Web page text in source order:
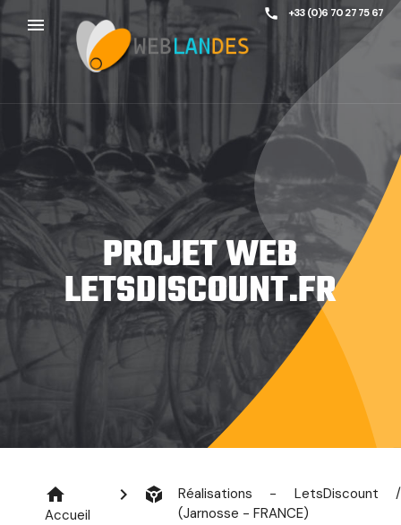
call +33 (0)6 70 27 75 67
menu
PROJET WEB
LETSDISCOUNT.FR
home
Accueil
chevron_right token
Réalisations - LetsDiscount /
(Jarnosse - FRANCE)